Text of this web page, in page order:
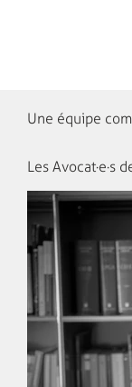
Une équipe
Les Avocat·e·s